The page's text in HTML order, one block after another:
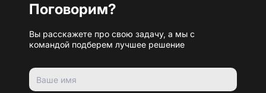
Поговорим?
Вы расскажете про свою задачу, а мы с
командой подберем лучшее решение